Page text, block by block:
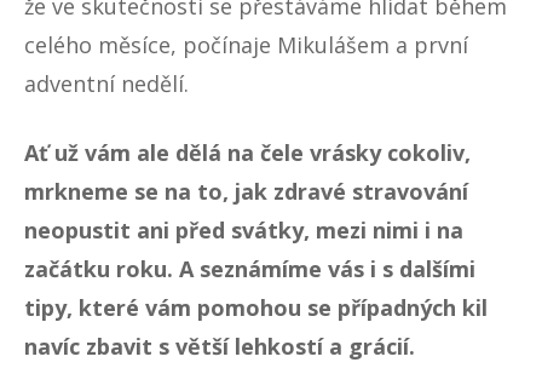
že ve skutečnosti se přestáváme hlídat během
celého měsíce, počínaje Mikulášem a první
adventní nedělí.
Ať už vám ale dělá na čele vrásky cokoliv,
mrkneme se na to, jak zdravé stravování
neopustit ani před svátky, mezi nimi i na
začátku roku. A seznámíme vás i s dalšími
tipy, které vám pomohou se případných kil
navíc zbavit s větší lehkostí a grácií.